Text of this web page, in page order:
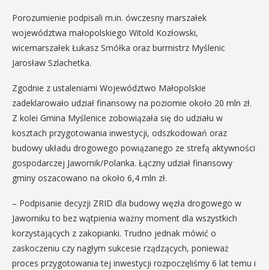
Porozumienie podpisali m.in. ówczesny marszałek
województwa małopolskiego Witold Kozłowski,
wicemarszałek Łukasz Smółka oraz burmistrz Myślenic
Jarosław Szlachetka.
Zgodnie z ustaleniami Województwo Małopolskie
zadeklarowało udział finansowy na poziomie około 20 mln zł.
Z kolei Gmina Myślenice zobowiązała się do udziału w
kosztach przygotowania inwestycji, odszkodowań oraz
budowy układu drogowego powiązanego ze strefą aktywności
gospodarczej Jawornik/Polanka. Łączny udział finansowy
gminy oszacowano na około 6,4 mln zł.
– Podpisanie decyzji ZRID dla budowy węzła drogowego w
Jaworniku to bez wątpienia ważny moment dla wszystkich
korzystających z zakopianki. Trudno jednak mówić o
zaskoczeniu czy nagłym sukcesie rządzących, ponieważ
proces przygotowania tej inwestycji rozpoczęliśmy 6 lat temu i